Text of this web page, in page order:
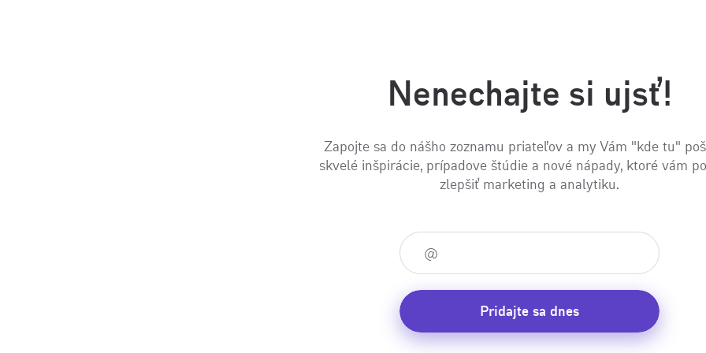
Nenechajte si ujsť!
Zapojte sa do nášho zoznamu priateľov a my Vám "kde tu"
skvelé inšpirácie, prípadove štúdie a nové nápady, ktoré vám
zlepšiť marketing a analytiku.
Pridajte sa dnes